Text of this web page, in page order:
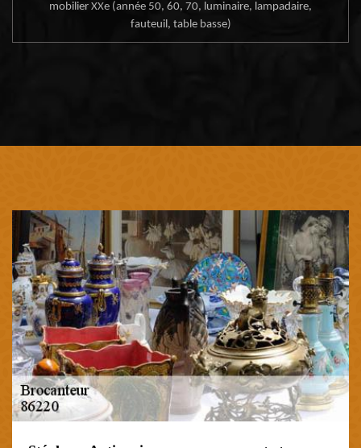
mobilier XXe (année 50, 60, 70, luminaire, lampadaire,
fauteuil, table basse)